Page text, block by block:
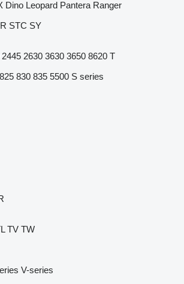
Dino Leopard Pantera Ranger
STC SY
2445 2630 3630 3650 8620 T
825 830 835 5500 S series
TV TW
V-series